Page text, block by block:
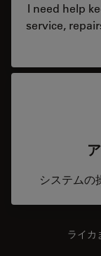
I need help
service,
システムの
ライカ